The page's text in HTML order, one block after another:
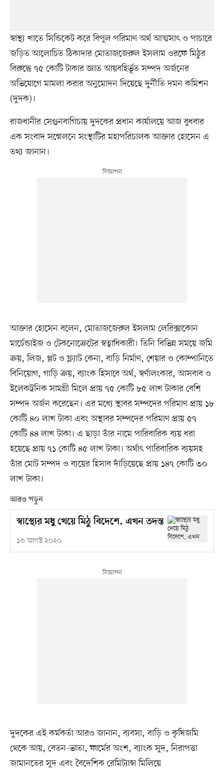
স্বাস্থ্য খাতে সিন্ডিকেট করে বিপুল পরিমাণ অর্থ আত্মসাৎ ও পাচারে
জড়িত আলোচিত ঠিকাদার মোতাজজেরুল ইসলাম ওরফে মিঠুর
বিরুদ্ধে ৭৫ কোটি টাকার জ্ঞাত আয়বহির্ভূত সম্পদ অর্জনের
অভিযোগে মামলা করার অনুমোদন দিয়েছে দুর্নীতি দমন কমিশন
(দুদক)।
রাজধানীর সেগুনবাগিচায় দুদকের প্রধান কার্যালয়ে আজ বুধবার
এক সংবাদ সম্মেলনে সংস্থাটির মহাপরিচালক আক্তার হোসেন এ
তথ্য জানান।
আক্তার হোসেন বলেন, মোতাজজেরুল ইসলাম লেরিক্সাকোন
মার্চেন্ডাইজ ও টেকনোক্রেটের স্বত্বাধিকারী। তিনি বিভিন্ন সময়ে জমি
ক্রয়, লিজ, প্লট ও ফ্ল্যাট কেনা, বাড়ি নির্মাণ, শেয়ার ও কোম্পানিতে
বিনিয়োগ, গাড়ি ক্রয়, ব্যাংক হিসাবে অর্থ, স্বর্ণালংকার, আসবাব ও
ইলেকট্রনিক সামগ্রী মিলে প্রায় ৭৫ কোটি ৮৫ লাখ টাকার বেশি
সম্পদ অর্জন করেছেন। এর মধ্যে স্থাবর সম্পদের পরিমাণ প্রায় ১৮
কোটি ৪০ লাখ টাকা এবং অস্থাবর সম্পদের পরিমাণ প্রায় ৫৭
কোটি ৪৪ লাখ টাকা। এ ছাড়া তাঁর নামে পারিবারিক ব্যয় ধরা
হয়েছে প্রায় ৭১ কোটি ৪৫ লাখ টাকা। অর্থাৎ পারিবারিক ব্যয়সহ
তাঁর মোট সম্পদ ও ব্যয়ের হিসাব দাঁড়িয়েছে প্রায় ১৪৭ কোটি ৩০
লাখ টাকা।
আরও পড়ুন
স্বাস্থ্যের মধু খেয়ে মিঠু বিদেশে, এখন তদন্ত
১৩ আগস্ট ২০২০
দুদকের এই কর্মকর্তা আরও জানান, ব্যবসা, বাড়ি ও কৃষিজমি
থেকে আয়, বেতন-ভাতা, ফার্মের অংশ, ব্যাংক সুদ, নিরাপত্তা
জামানতের সুদ এবং বৈদেশিক রেমিট্যান্স মিলিয়ে